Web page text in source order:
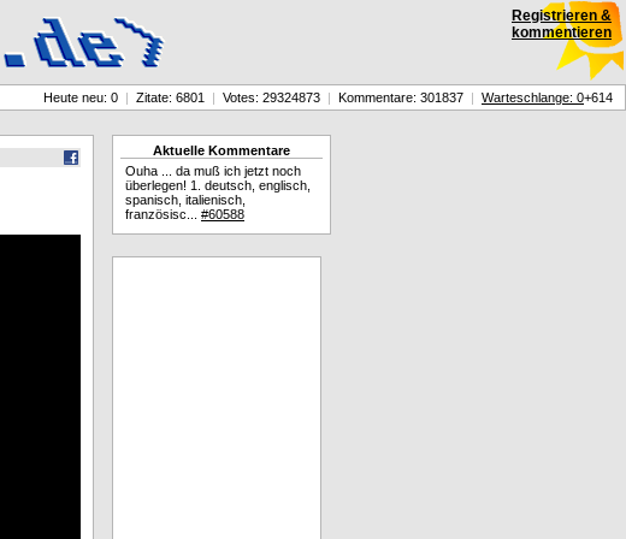
Heute neu: 0 | Zitate: 6801 | Votes: 29324873 | Kommentare: 301837 | Warteschlange: 0+614
Aktuelle Kommentare
Ouha ... da muß ich jetzt noch
überlegen! 1. deutsch, englisch,
spanisch, italienisch,
französisc... #60588
Registrieren &
kommentieren